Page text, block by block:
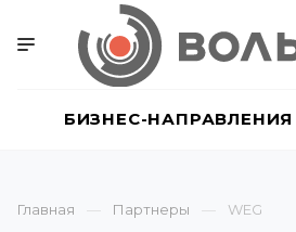
БИЗНЕС-НАПРАВЛЕНИЯ
Главная Партнеры WEG